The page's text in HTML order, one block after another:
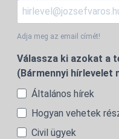
Adja meg az email címét!
Válassza ki azokat a
(Bármennyi hírlevelet
Általános hírek
Hogyan vehetek
Civil ügyek